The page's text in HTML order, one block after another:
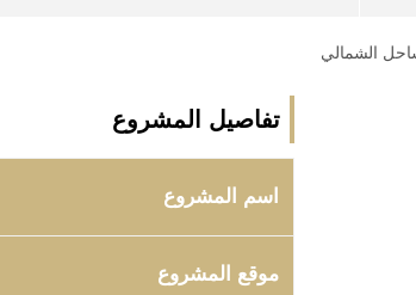
تفاصيل المشروع
اسم المشروع
موقع المشروع